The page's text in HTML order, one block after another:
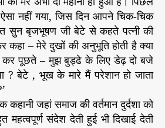
नहीं गया, जिस दिन आपने चिक-चिक
सुन बृजभूषण जी बेटे से कहते पत्नी की
कहा – मेरे दुखों की अनुभूति होती है क्या
कर पूछते – मुझ बुड्ढे के लिए डेढ़ दो बजे
? बेटे , भूख के मारे मैं परेशान हो जाता
जहां समाज की वर्तमान दुर्दशा को
महत्वपूर्ण संदेश देती हुई भी दिखाई देती